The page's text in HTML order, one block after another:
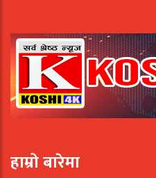
हाम्रो बारेमा